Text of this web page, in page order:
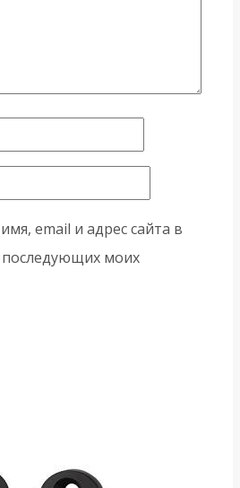
email и адрес сайта в
последующих моих